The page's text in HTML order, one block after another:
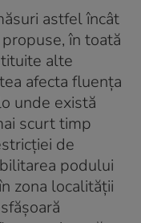
astfel încât
în toată
alte
afecta fluenţa
unde există
scurt timp
de
podului
zona localităţii